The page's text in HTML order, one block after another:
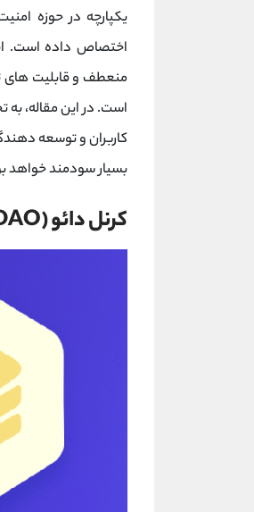
یکپارچه در حوزه
منعطف و قابلیت ‌های
کاربران و توسعه
بسیار سودمند خواهد
کرنل ‌دائو (KernelDAO) چیست؟